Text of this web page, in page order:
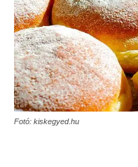
Fotó: kiskegyed.hu